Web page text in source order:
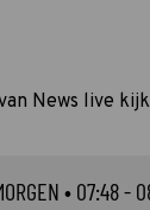
News live
• 07:48 -